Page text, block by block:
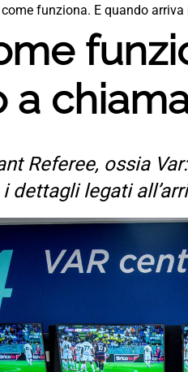
come funziona. E quando
a
Referee, ossia
dettagli legati